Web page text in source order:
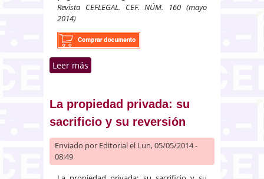
Revista CEFLEGAL. CEF. NÚM. 160 (mayo
2014)
Leer más
desconocimiento práctico o
divergencia teórica?
La propiedad privada: su
sacrificio y su reversión
Enviado por Editorialel Lun, 05/05/2014 -
08:49